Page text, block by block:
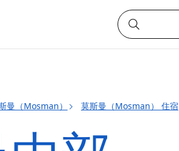
曼（Mosman） 莫斯曼（Mosman） 住宿